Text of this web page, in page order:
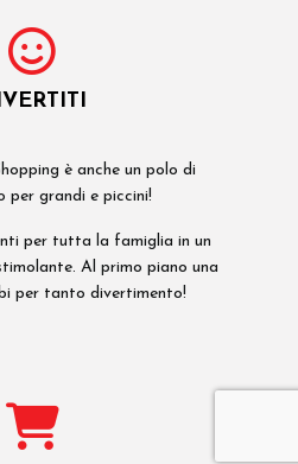
è anche un polo di
per grandi e piccini!
per tutta la famiglia in un
Al primo piano una
per tanto divertimento!